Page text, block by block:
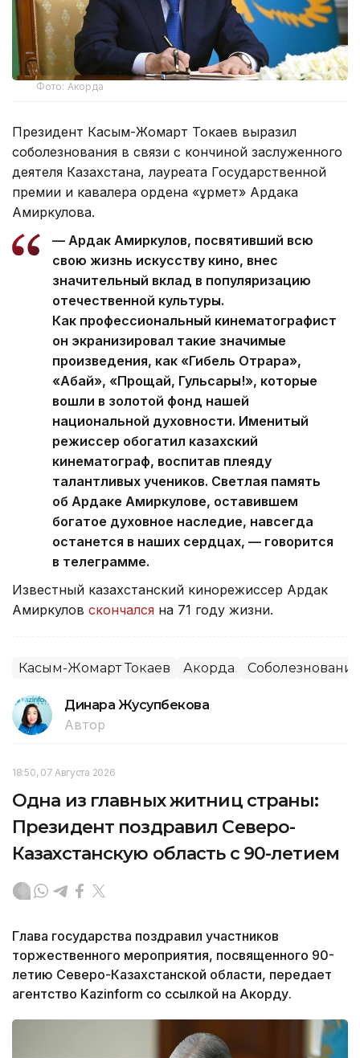
Фото: Акорда
Президент Касым-Жомарт Токаев выразил
соболезнования в связи с кончиной заслуженного
деятеля Казахстана, лауреата Государственной
премии и кавалера ордена «Құрмет» Ардака
Амиркулова.
— Ардак Амиркулов, посвятивший всю
свою жизнь искусству кино, внес
значительный вклад в популяризацию
отечественной культуры.
Как профессиональный кинематографист
он экранизировал такие значимые
произведения, как «Гибель Отрара»,
«Абай», «Прощай, Гульсары!», которые
вошли в золотой фонд нашей
национальной духовности. Именитый
режиссер обогатил казахский
кинематограф, воспитав плеяду
талантливых учеников. Светлая память
об Ардаке Амиркулове, оставившем
богатое духовное наследие, навсегда
останется в наших сердцах, — говорится
в телеграмме.
Известный казахстанский кинорежиссер Ардак
Амиркулов скончался на 71 году жизни.
Касым-Жомарт Токаев Акорда
Динара Жусупбекова
Автор
18:50, 07 Августа 2026
Одна из главных житниц страны:
Президент поздравил Северо-
Казахстанскую область с 90-летием
Глава государства поздравил участников
торжественного мероприятия, посвященного 90-
летию Северо-Казахстанской области, передает
агентство Kazinform со ссылкой на Акорду.